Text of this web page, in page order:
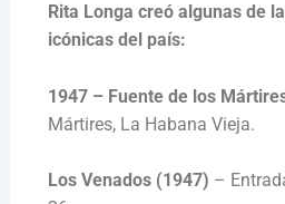
Rita Longa creó algunas de
icónicas del país:
1947 – Fuente de los
Mártires, La Habana Vieja.
Los Venados (1947) –